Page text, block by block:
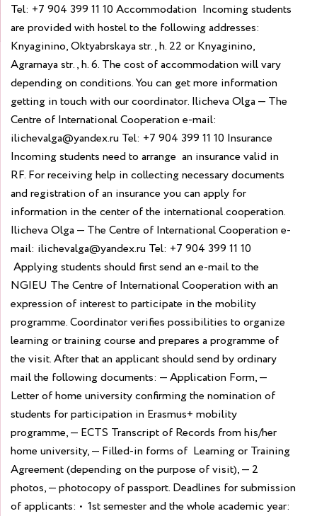
Tel: +7 904 399 11 10 Accommodation Incoming students
are provided with hostel to the following addresses:
Knyaginino, Oktyabrskaya str., h. 22 or Knyaginino,
Agrarnaya str., h. 6. The cost of accommodation will vary
depending on conditions. You can get more information
getting in touch with our coordinator. Ilicheva Olga — The
Centre of International Cooperation e-mail:
ilichevalga@yandex.ru Tel: +7 904 399 11 10 Insurance
Incoming students need to arrange an insurance valid in
RF. For receiving help in collecting necessary documents
and registration of an insurance you can apply for
information in the center of the international cooperation.
Ilicheva Olga — The Centre of International Cooperation e-
mail: ilichevalga@yandex.ru Tel: +7 904 399 11 10
Applying students should first send an e-mail to the
NGIEU The Centre of International Cooperation with an
expression of interest to participate in the mobility
programme. Coordinator verifies possibilities to organize
learning or training course and prepares a programme of
the visit. After that an applicant should send by ordinary
mail the following documents: —Application Form,—
Letter of home university confirming the nomination of
students for participation in Erasmus+ mobility
programme,— ECTS Transcript of Records from his/her
home university,— Filled-in forms of Learning or Training
Agreement (depending on the purpose of visit),— 2
photos,— photocopy of passport. Deadlines for submission
of applicants: • 1st semester and the whole academic year: